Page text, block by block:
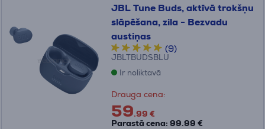
JBL Tune Buds, aktīvā trokšņu
slāpēšana, zila - Bezvadu
austiņas
(9)
JBLTBUDSBLU
Ir noliktavā
Drauga cena:
59.99 €
Parastā cena: 99.99 €